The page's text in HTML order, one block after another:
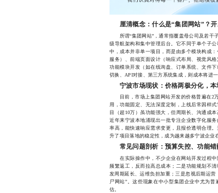
厘清概念：什么是“集团网站”？
所谓“集团网站”，通常指覆盖母公司及若干
级导航架构和集中管理后台。它不同于单个子
中，成本并非单一项目，而是由多个模块构成
服务）、前端页面设计（响应式布局、视觉风
功能模块开发（如在线询盘、订单系统、文件
切换、API对接、第三方系统集成，则成本将进
宁波市场现状：价格两极分化，
目前，市场上集团网站开发的价格普遍在2
用，功能固定、无法深度定制，上线后常因样
目（超10万）虽功能强大，但周期长、沟通成
近年来宁波本地涌现出一批专注企业数字化服
率高，能快速响应需求变更，且报价透明合理
升了项目落地的稳定性，成为越来越多宁波企业
常见问题剖析：预算失控、功能
在实际操作中，不少企业在网站开发过程中
频繁返工，反而拉高总成本；二是功能规划不
发周期延长、运维负担加重；三是忽视后期运
尸网站”。这些现象在中小型集团企业中尤为
估。